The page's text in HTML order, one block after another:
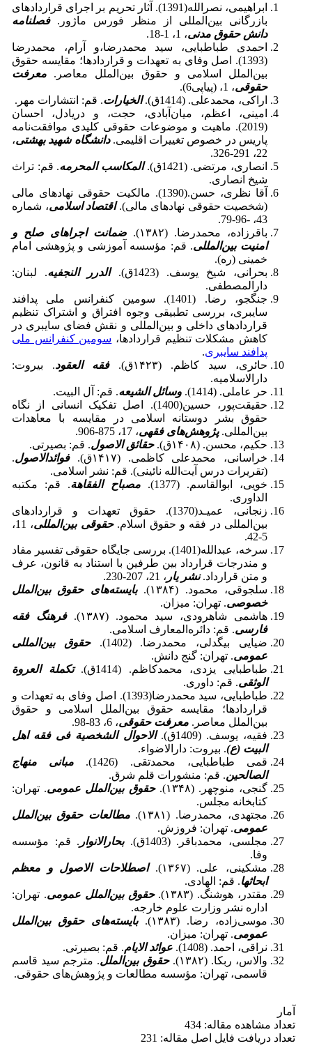
ابراهیمی، نصرالله(1391). آثار تحریم بر اجرای قراردادهای
بازرگانی بین‌المللی از منظر فورس ماژور.فصلنامه
دانش حقوق مدنی، 1، 1-18.
احمدی طباطبایی، سید محمدرضا،و آرام، محمدرضا
(1393). اصل وفای به تعهدات و قراردادها؛ مقایسه حقوق
بین‌الملل اسلامی و حقوق بین‌الملل معاصر. معرفت
حقوقی، 1، (پیاپی6).
اراکی، محمدعلی. (1414ق).
الخیارات. قم: انتشارات مهر.
امینی، اعظم، میان‌آبادی، حجت، و دریادل، احسان
(2019). ماهیت و موضوعات حقوقی کلیدی موافقت‌نامه
پاریس در خصوص تغییرات اقلیمی.دانشگاه شهید بهشتی،
22، 291-326.
انصاری، مرتضی. (1421ق).
المکاسب المحرمه. قم: تراث
شیخ انصاری.
آقا نظری، حسن.(1390). مالکیت حقوقی نهادهای مالی
(شخصیت حقوقی نهادهای مالی).اقتصاد اسلامی، شماره
43، -96-79.
باقرزاده، محمدرضا. (۱۳۸۲).
ضمانت اجراهای صلح و
امنیت بین‌المللی. قم: مؤسسه آموزشی و پژوهشی امام
خمینی (ره).
بحرانی، شیخ یوسف. (1423ق).
الدرر النجفیه. لبنان:
دارالمصطفی.
جنگجو، رضا. (1401). سومین کنفرانس ملی پدافند
سایبری، بررسی تطبیقی وجوه افتراق و اشتراک تنظیم
قراردادهای داخلی و بین‌المللی و نقش فضای سایبری در
کاهش مشکلات تنظیم قراردادها، سومین کنفرانس ملی
پدافند سایبری.
حائری، سید کاظم. (۱۴۲۳ق).
فقه العقود. بیروت:
دارالاسلامیه.
حر عاملی. (1414).
وسائل الشیعه. قم: آل البیت.
حقیقت‌پور، حسین(1400). اصل تفکیک انسانی از نگاه
حقوق بشر دوستانه اسلامی در مقایسه با معاهدات
بین‌المللی.پژوهش‌های فقهی، 17، 875-906.
حکیم، محسن. (۱۴۰۸ق).
حقائق الاصول. قم: بصیرتی.
خراسانی، محمدعلی کاظمی. (۱۴۱۷ق).
فوائدالاصول.
(تقریرات درس آیت‌الله نائینی). قم: نشر اسلامی.
خویی، ابوالقاسم. (1377).
مصباح الفقاهة. قم: مکتبه
الداوری.
زنجانی، عمیـد(1370). حقوق تعهدات و قراردادهای
بین‌المللی در فقه و حقوق اسلام.حقوقی بین‌المللی
، 11،
5-42.
سرخه، عبدالله(1401). بررسی جایگاه حقوقی تفسیر مفاد
و مندرجات قرارداد بین طرفین با استناد به قانون، عرف
و متن قرارداد.نشر یار ، 21، 207-230.
سلجوقی، محمود. (۱۳۸۴).
بایسته‌های حقوق بین‌الملل
خصوصی. تهران: میزان.
هاشمی شاهرودی، سید محمود. (۱۳۸۷).
فرهنگ فقه
فارسی. قم: دائره‌المعارف اسلامی.
ضیایی بیگدلی، محمدرضا. (1402).
حقوق بین‌المللی
عمومی. تهران: گنج دانش.
طباطبایی یزدی، محمدکاظم. (1414ق).
تکملة العروة
الوثقی. قم: داوری.
طباطبایی، سید محمدرضا(1393). اصل وفای به تعهدات و
قراردادها؛ مقایسه حقوق بین‌الملل اسلامی و حقوق
بین‌الملل معاصر. معرفت حقوقی، 6، 83-98.
فقیه، یوسف. (1409ق).
الاحوال الشخصیة فی فقه اهل
البیت (ع). بیروت: دارالاضواء.
قمی طباطبایی، محمدتقی. (1426).
مبانی منهاج
الصالحین. قم: منشورات قلم شرق.
گنجی، منوچهر. (۱۳۴۸).
حقوق بین‌الملل عمومی. تهران:
کتابخانه مجلس.
مجتهدی، محمدرضا. (۱۳۸۱).
مطالعات حقوق بین‌الملل
عمومی. تهران: فروزش.
مجلسی، محمدباقر. (1403ق).
بحارالانوار . قم: مؤسسه
وفا.
مشکینی، علی. (۱۳۶۷).
اصطلاحات الاصول و معظم
ابحاثها. قم: الهادی.
مقتدر، هوشنگ. (۱۳۸۳).
حقوق بین‌الملل عمومی. تهران:
اداره نشر وزارت علوم خارجه.
موسی‌زاده، رضا. (۱۳۸۳).
بایسته‌های حقوق بین‌الملل
عمومی. تهران: میزان.
نراقی، احمد. (1408).
عوائد الایام. قم: بصیرتی.
والاس، ربکا. (۱۳۸۲).
حقوق بین‌الملل. مترجم سید قاسم
قاسمی، تهران: مؤسسه مطالعات و پژوهش‌های حقوقی.
آمار
تعداد مشاهده مقاله: 434
تعداد دریافت فایل اصل مقاله: 231